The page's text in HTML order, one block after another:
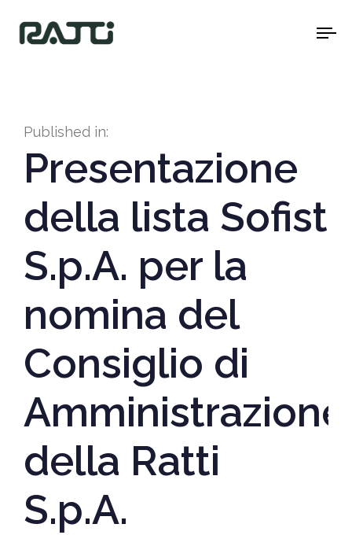
Published in:
Presentazione
della lista Sofist
S.p.A. per la
nomina del
Consiglio di
Amministrazione
della Ratti
S.p.A.